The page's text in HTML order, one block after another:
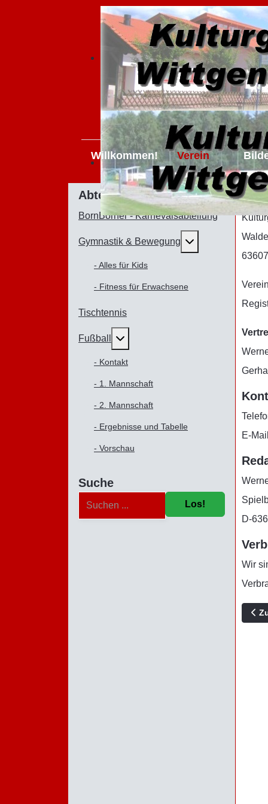
Willkommen! Verein
Abteilungen
BornBörner - Karnevalsabteilung
Gymnastik & Bewegung Weitere
- Alles für Kids
- Fitness für Erwachsene
Tischtennis
Fußball Weitere Informationen: Fußball
- Kontakt
- 1. Mannschaft
- 2. Mannschaft
- Ergebnisse und Tabelle
- Vorschau
Suche
Los!
E-
D-
Wir